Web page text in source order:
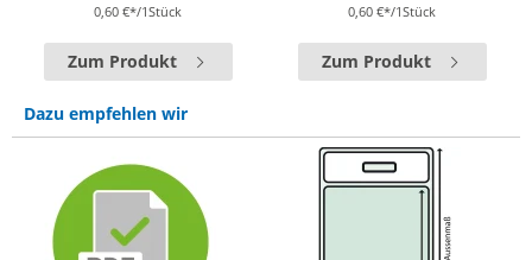
0,60 €*/1Stück
Zum Produkt
0,60 €*/1Stück
Zum Produkt
Dazu empfehlen wir